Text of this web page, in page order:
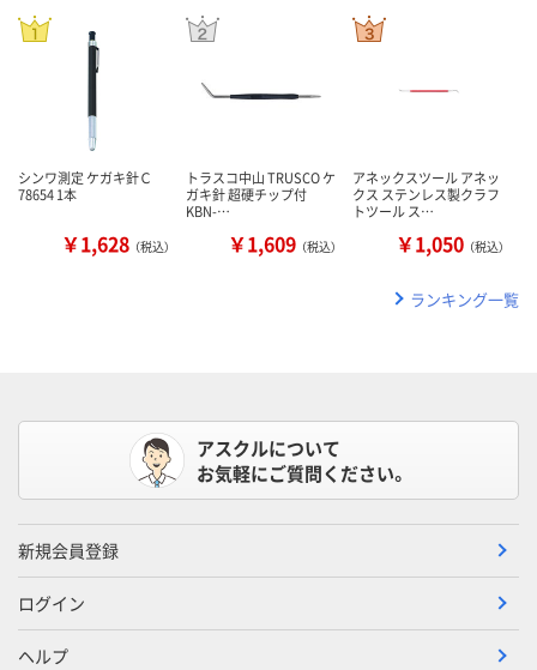
シンワ測定 ケガキ針Ｃ
78654 1本
￥1,628 （税込）
トラスコ中山 TRUSCO ケ
ガキ針 超硬チップ付
KBN-…
￥1,609 （税込）
アネックスツール アネッ
クス ステンレス製クラフ
トツール ス…
￥1,050 （税込）
ランキング一覧
アスクルについて
お気軽にご質問ください。
新規会員登録
ログイン
ヘルプ